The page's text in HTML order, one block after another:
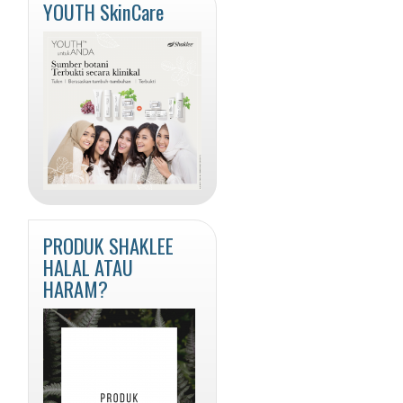
YOUTH SkinCare
PRODUK SHAKLEE
HALAL ATAU
HARAM?